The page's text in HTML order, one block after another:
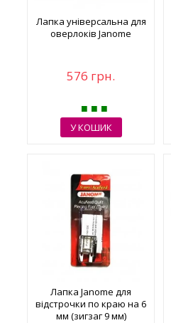
Лапка універсальна для
оверлоків Janome
576 грн.
У КОШИК
Лапка Janome для
відстрочки по краю на 6
мм (зигзаг 9 мм)